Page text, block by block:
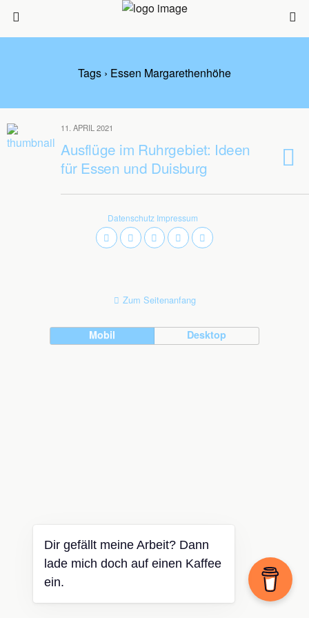
Tags › Essen Margarethenhöhe
11. APRIL 2021
Ausflüge im Ruhrgebiet: Ideen
für Essen und Duisburg
Datenschutz Impressum
Zum Seitenanfang
Mobil Desktop
Dir gefällt meine Arbeit? Dann
lade mich doch auf einen Kaffee
ein.